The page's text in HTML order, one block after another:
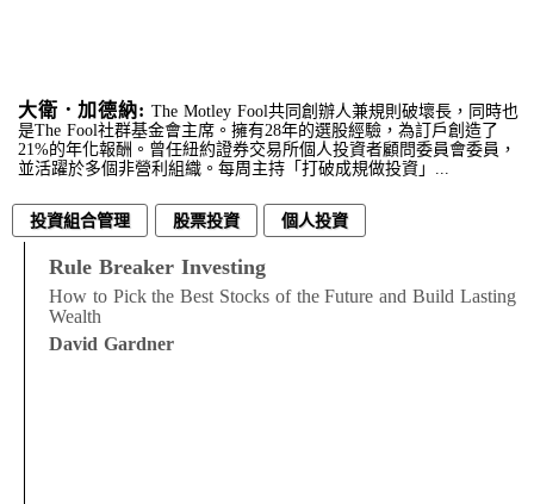
大衛．加德納: The Motley Fool共同創辦人兼規則破壞長，同時也
是The Fool社群基金會主席。擁有28年的選股經驗，為訂戶創造了
21%的年化報酬。曾任紐約證券交易所個人投資者顧問委員會委員，
並活躍於多個非營利組織。每周主持「打破成規做投資」...
投資組合管理 股票投資 個人投資
Rule Breaker Investing
How to Pick the Best Stocks of the Future and Build Lasting
Wealth
David Gardner